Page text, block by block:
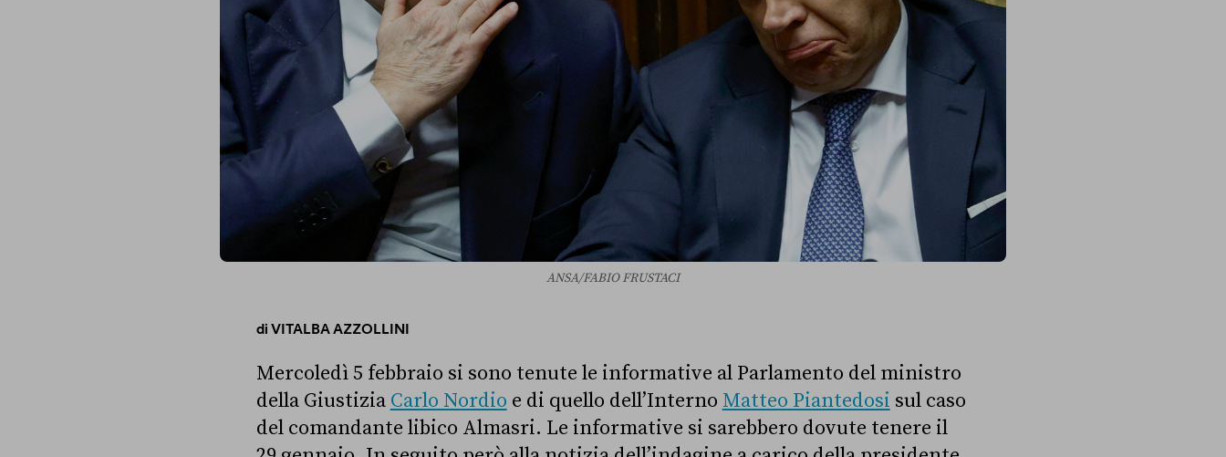
ANSA/FABIO FRUSTACI
diVITALBA AZZOLLINI
Mercoledì 5 febbraio si sono tenute le informative al Parlamento del ministro
della Giustizia Carlo Nordio e di quello dell’Interno Matteo Piantedosi sul caso
del comandante libico Almasri. Le informative si sarebbero dovute tenere il